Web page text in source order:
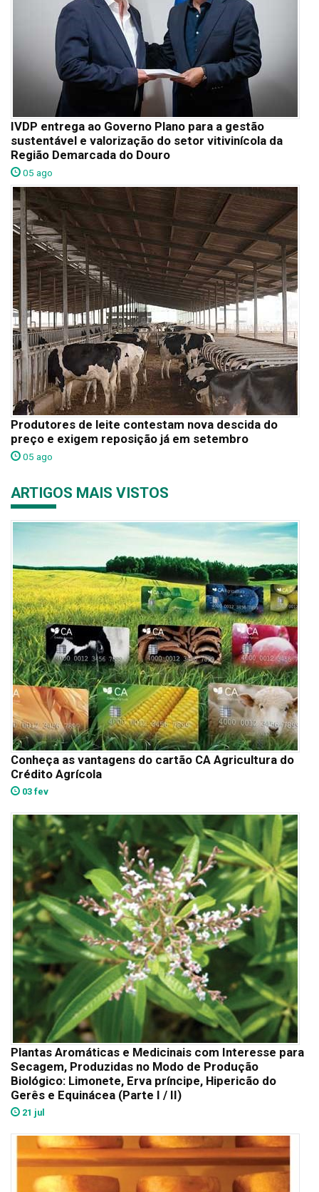
IVDP entrega ao Governo Plano para a gestão
sustentável e valorização do setor vitivinícola da
Região Demarcada do Douro
05 ago
Produtores de leite contestam nova descida do
preço e exigem reposição já em setembro
05 ago
ARTIGOS MAIS VISTOS
Conheça as vantagens do cartão CA Agricultura do
Crédito Agrícola
03 fev
Plantas Aromáticas e Medicinais com Interesse para
Secagem, Produzidas no Modo de Produção
Biológico: Limonete, Erva príncipe, Hipericão do
Gerês e Equinácea (Parte I / II)
21 jul